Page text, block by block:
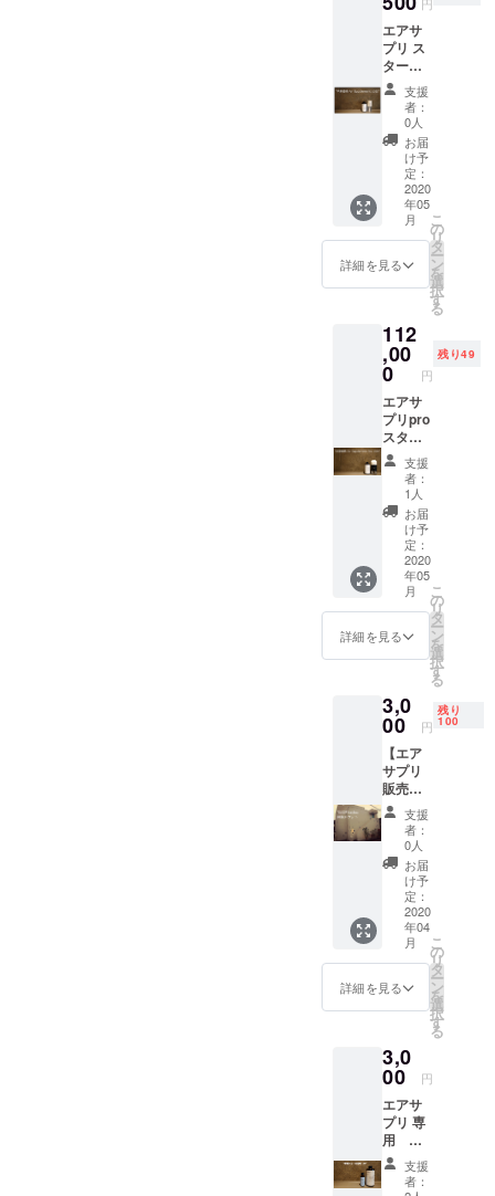
料込み
価格 一
般販売
予定価
格：
130,000
円
エアサ
プリ ス
ター
ター
セット
x10台
【57％
OFF】
品： エ
アサプ
リ本体
× 10台
専用
シェー
l） x20
本 ※送
料込み
価格 一
般販売
予定価
格：
192,000
円
支援
者：
0人
お届
け予
定：
2020
年05
月
詳細を見る
こ
の
リ
タ
ー
ン
を
選
択
す
る
112
,00
0 円
残り49
エアサ
プリpro
スター
ター
セット
x10台
【57％
OFF】
品： エ
アサプ
リpro本
体 × 10
台 専用
シェー
l） x20
本 ※送
料込み
価格 一
般販売
予定価
格：
260,000
支援
者：
1人
お届
け予
定：
2020
年05
月
詳細を見る
こ
の
リ
タ
ー
ン
を
選
択
す
る
3,0
00 円
残り
100
【エア
サプリ
販売記
念】
TOJI
SPA
鎌倉
初回限
定体験
プラン
【40％
OFF】
・エ
アサプ
リを取
SPA鎌
倉の
TOJIス
パ体験
（120
分）
・ミ
ネラル
支援
者：
0人
お届
け予
定：
2020
年04
月
詳細を見る
こ
の
リ
タ
ー
ン
を
選
択
す
る
3,0
00 円
エアサ
プリ 専
用
シェー
ル温泉
支援
者：